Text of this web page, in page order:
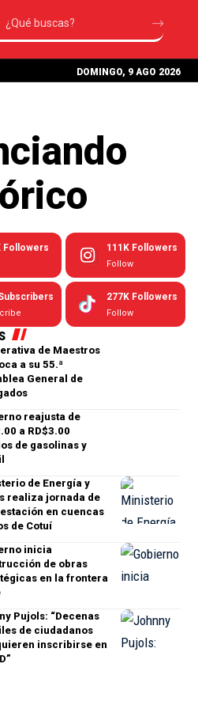
DOMINGO, 9 AGO 2026
Followers 111K Followers
Follow
277K Followers
Follow
de Maestros
a su 55.ª
General de
reajusta de
a RD$3.00
de gasolinas y
de Energía y
realiza jornada de
en cuencas
de Cotuí
inicia
de obras
en la frontera
Pujols: “Decenas
de ciudadanos
inscribirse en